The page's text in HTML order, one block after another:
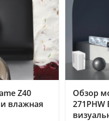
Z40
и влажная
Обзор
271PHW